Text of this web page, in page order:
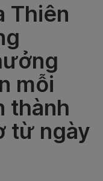
Thiên
mỗi
thành
từ ngày